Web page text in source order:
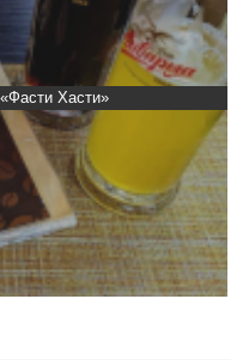
Хасти»